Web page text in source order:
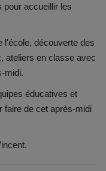
pour accueillir les
l'école, découverte des
ateliers en classe avec
midi.
éducatives et
faire de cet après-midi